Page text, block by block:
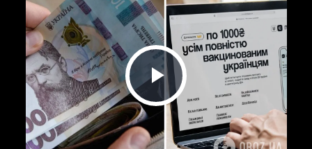
Play Video